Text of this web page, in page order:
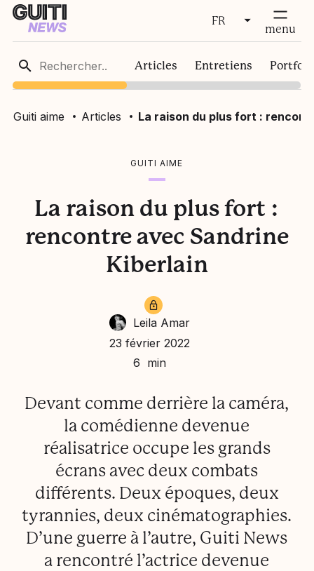
FR
FR
EN
fermer menu
Articles Entretiens
Guiti aime Articles La raison du plus fort :
GUITI AIME
La raison du plus fort :
rencontre avec Sandrine
Kiberlain
Leila Amar
23 février 2022
6 min
Devant comme derrière la caméra,
la comédienne devenue
réalisatrice occupe les grands
écrans avec deux combats
différents. Deux époques, deux
tyrannies, deux cinématographies.
D’une guerre à l’autre, Guiti News
a rencontré l’actrice devenue